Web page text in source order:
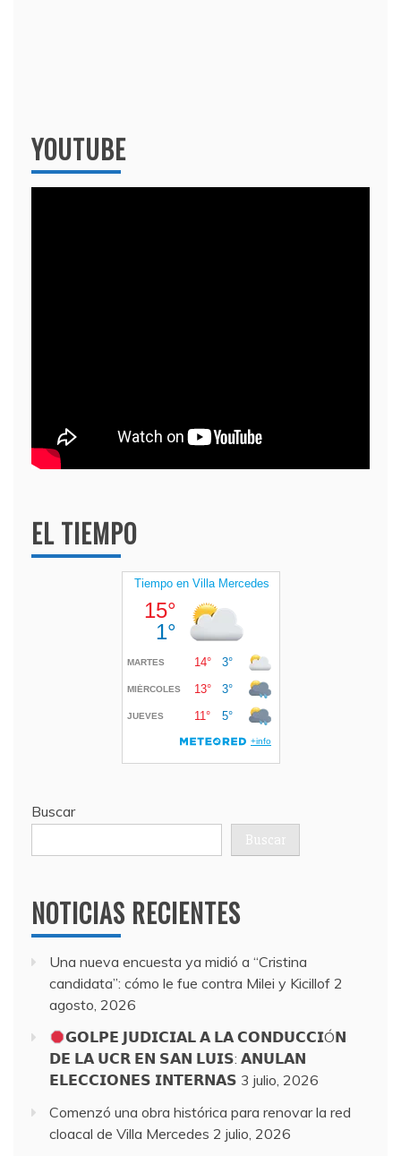
YOUTUBE
EL TIEMPO
Buscar
Buscar
NOTICIAS RECIENTES
Una nueva encuesta ya midió a “Cristina
candidata”: cómo le fue contra Milei y Kicillof 2
agosto, 2026
𝗚𝗢𝗟𝗣𝗘 𝗝𝗨𝗗𝗜𝗖𝗜𝗔𝗟 𝗔 𝗟𝗔 𝗖𝗢𝗡𝗗𝗨𝗖𝗖𝗜Ó𝗡
𝗗𝗘 𝗟𝗔 𝗨𝗖𝗥 𝗘𝗡 𝗦𝗔𝗡 𝗟𝗨𝗜𝗦: 𝗔𝗡𝗨𝗟𝗔𝗡
𝗘𝗟𝗘𝗖𝗖𝗜𝗢𝗡𝗘𝗦 𝗜𝗡𝗧𝗘𝗥𝗡𝗔𝗦 3 julio, 2026
Comenzó una obra histórica para renovar la red
cloacal de Villa Mercedes 2 julio, 2026